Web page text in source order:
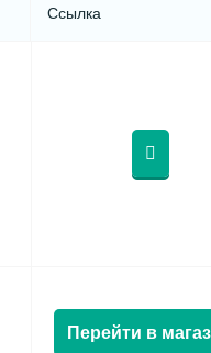
Ссылка
Перейти в